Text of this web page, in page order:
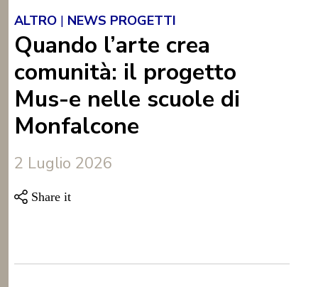
ALTRO | NEWS PROGETTI
Quando l’arte crea
comunità: il progetto
Mus-e nelle scuole di
Monfalcone
2 Luglio 2026